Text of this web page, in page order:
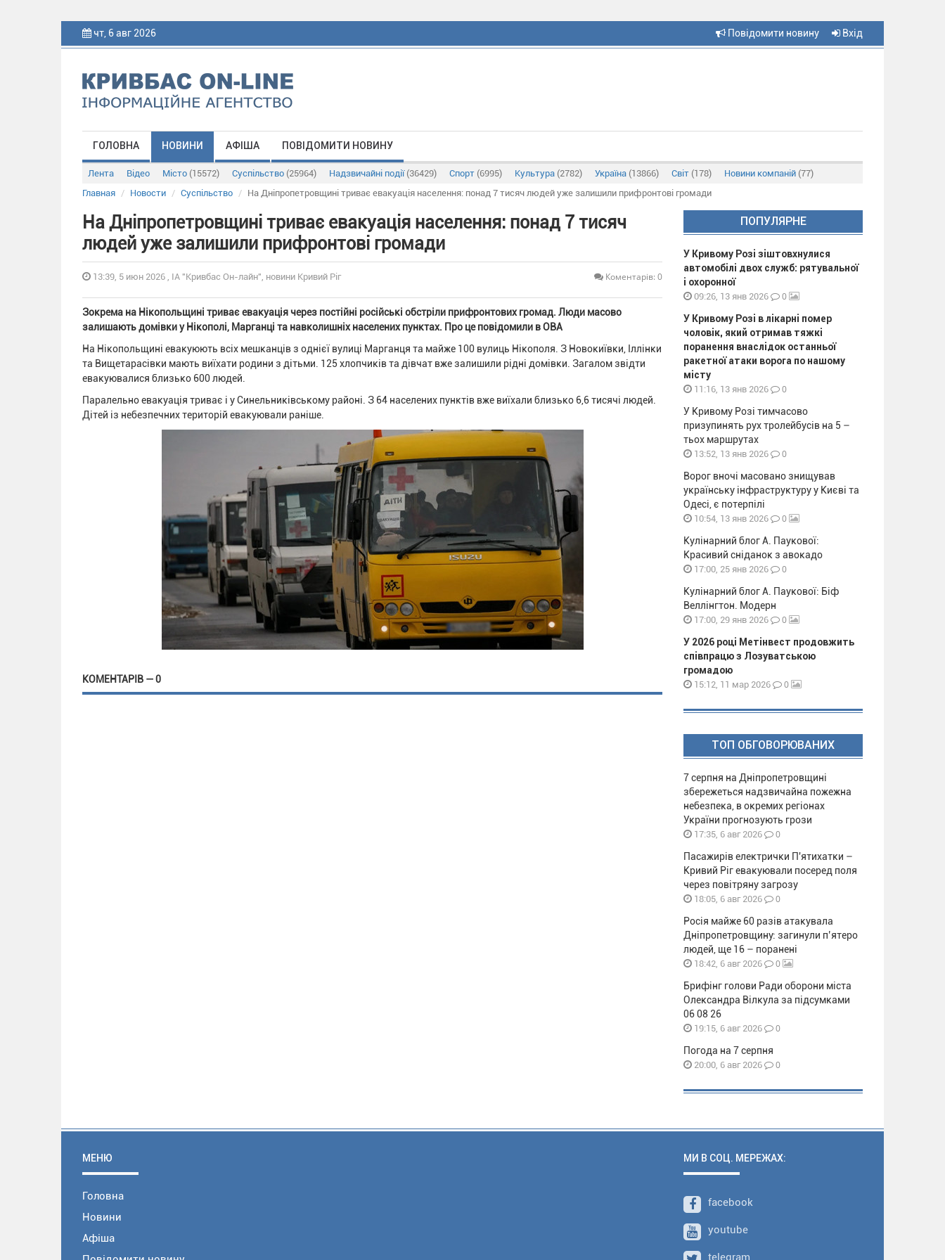
чт, 6 авг 2026 Повідомити новину Вхід
ГОЛОВНА НОВИНИ АФІША ПОВІДОМИТИ НОВИНУ
Лента Відео Місто (15572) Суспільство (25964) Надзвичайні події (36429) Спорт (6995) Культура (2782) Україна (13866) Світ (178) Новини компаній (77)
Главная
Новости Суспільство На Дніпропетровщині триває евакуація населення: понад 7 тисяч людей уже залишили прифронтові громади
На Дніпропетровщині триває евакуація населення: понад 7 тисяч
людей уже залишили прифронтові громади
13:39, 5 июн 2026 , ІА "Кривбас Он-лайн", новини Кривий Ріг Коментарів: 0
Зокрема на Нікопольщині триває евакуація через постійні російські обстріли прифронтових громад. Люди масово
залишають домівки у Нікополі, Марганці та навколишніх населених пунктах. Про це повідомили в ОВА
На Нікопольщині евакуюють всіх мешканців з однієї вулиці Марганця та майже 100 вулиць Нікополя. З Новокиївки, Іллінки
та Вищетарасівки мають виїхати родини з дітьми. 125 хлопчиків та дівчат вже залишили рідні домівки. Загалом звідти
евакуювалися близько 600 людей.
Паралельно евакуація триває і у Синельниківському районі. З 64 населених пунктів вже виїхали близько 6,6 тисячі людей.
Дітей із небезпечних територій евакуювали раніше.
КОМЕНТАРІВ — 0
ПОПУЛЯРНЕ
У Кривому Розі зіштовхнулися
автомобілі двох служб: рятувальної
і охоронної
09:26, 13 янв 2026 0
У Кривому Розі в лікарні помер
чоловік, який отримав тяжкі
поранення внаслідок останньої
ракетної атаки ворога по нашому
місту
11:16, 13 янв 2026 0
У Кривому Розі тимчасово
призупинять рух тролейбусів на 5 –
тьох маршрутах
13:52, 13 янв 2026 0
Ворог вночі масовано знищував
українську інфраструктуру у Києві та
Одесі, є потерпілі
10:54, 13 янв 2026 0
Кулінарний блог А. Паукової:
Красивий сніданок з авокадо
17:00, 25 янв 2026 0
Кулінарний блог А. Паукової: Біф
Веллінгтон. Модерн
17:00, 29 янв 2026 0
У 2026 році Метінвест продовжить
співпрацю з Лозуватською
громадою
15:12, 11 мар 2026 0
ТОП ОБГОВОРЮВАНИХ
7 серпня на Дніпропетровщині
збережеться надзвичайна пожежна
небезпека, в окремих регіонах
України прогнозують грози
17:35, 6 авг 2026 0
Пасажирів електрички П'ятихатки –
Кривий Ріг евакуювали посеред поля
через повітряну загрозу
18:05, 6 авг 2026 0
Росія майже 60 разів атакувала
Дніпропетровщину: загинули п’ятеро
людей, ще 16 – поранені
18:42, 6 авг 2026 0
Брифінг голови Ради оборони міста
Олександра Вілкула за підсумками
06 08 26
19:15, 6 авг 2026 0
Погода на 7 серпня
20:00, 6 авг 2026 0
МЕНЮ
Головна
Новини
Афіша
МИ В СОЦ. МЕРЕЖАХ:
facebook
youtube
telegram